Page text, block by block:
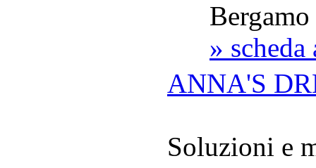
» scheda
ANNA'S
Soluzioni e